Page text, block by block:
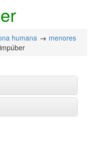
humana
menores